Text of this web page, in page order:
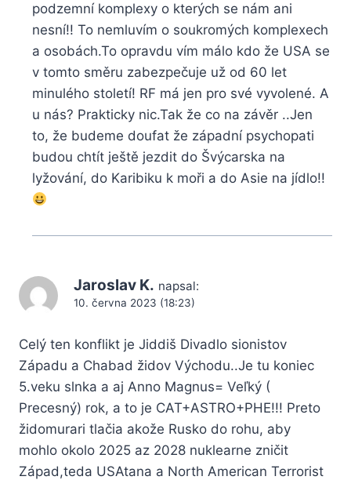
podzemní komplexy o kterých se nám ani
nesní!! To nemluvím o soukromých komplexech
a osobách.To opravdu vím málo kdo že USA se
v tomto směru zabezpečuje už od 60 let
minulého století! RF má jen pro své vyvolené. A
u nás? Prakticky nic.Tak že co na závěr ..Jen
to, že budeme doufat že západní psychopati
budou chtít ještě jezdit do Švýcarska na
lyžování, do Karibiku k moři a do Asie na jídlo!!
Jaroslav K. napsal:
10. června 2023 (18:23)
Celý ten konflikt je Jiddiš Divadlo sionistov
Západu a Chabad židov Východu..Je tu koniec
5.veku slnka a aj Anno Magnus= Veľký (
Precesný) rok, a to je CAT+ASTRO+PHE!!! Preto
židomurari tlačia akože Rusko do rohu, aby
mohlo okolo 2025 az 2028 nuklearne zničit
Západ,teda USAtana a North American Terrorist